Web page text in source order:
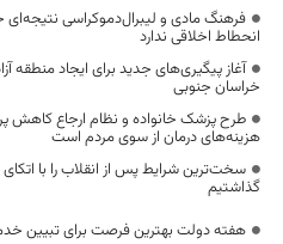
فرهنگ مادی و لیبرال‌دموکراسی
انحطاط اخلاقی ندارد
آغاز پیگیری‌های جدید برای ایجاد منطقه
خراسان جنوبی
طرح پزشک خانواده و نظام ارجاع کاهش
هزینه‌های درمان از سوی مردم است
سخت‌ترین شرایط پس از انقلاب را با
گذاشتیم
هفته دولت بهترین فرصت برای تبیین